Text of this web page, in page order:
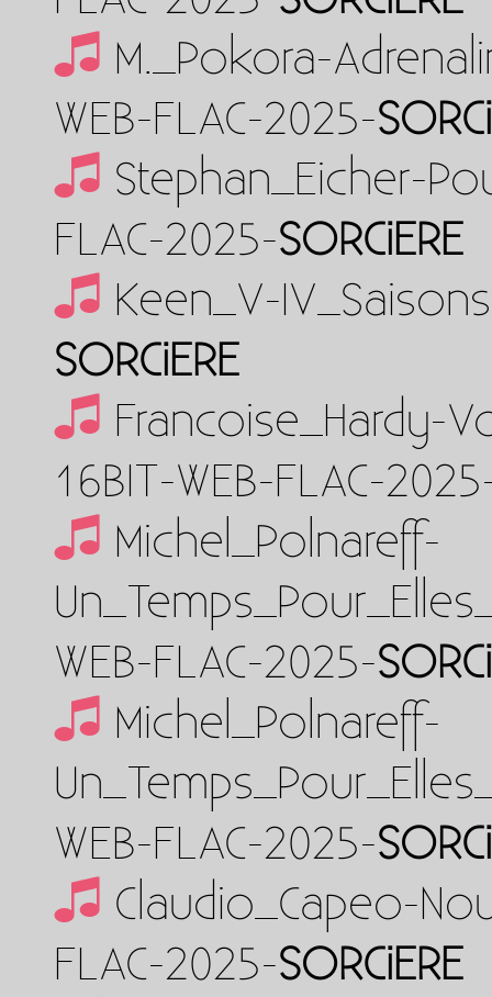
M._Pokora-
WEB-FLAC-2025-
Stephan_Eicher-
FLAC-2025-SORCiERE
Keen_V-
SORCiERE
Francoise_Hardy-
16BIT-WEB-FLAC-
Michel_Polnareff-
WEB-FLAC-2025-
Michel_Polnareff-
WEB-FLAC-2025-
Claudio_Capeo-
FLAC-2025-SORCiERE